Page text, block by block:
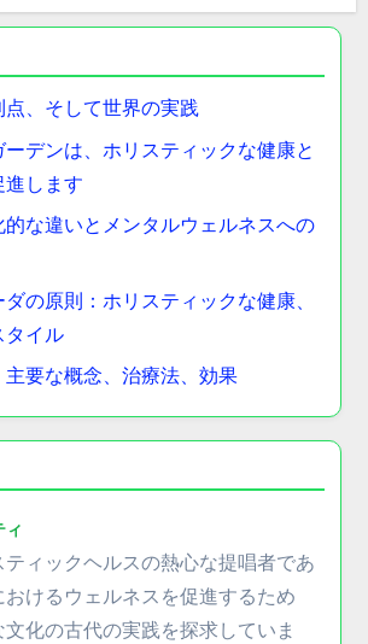
、そして世界の実践
デンは、ホリスティックな健康と
進します
な違いとメンタルウェルネスへの
の原則：ホリスティックな健康、
タイル
要な概念、治療法、効果
ィ
ィックヘルスの熱心な提唱者であ
おけるウェルネスを促進するため
化の古代の実践を探求していま